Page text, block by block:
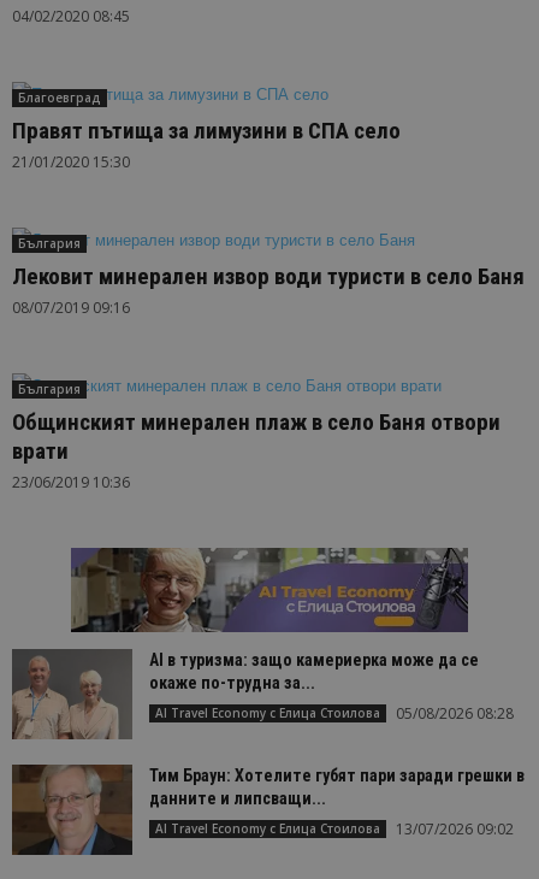
04/02/2020 08:45
Благоевград
Правят пътища за лимузини в СПА село
21/01/2020 15:30
България
Лековит минерален извор води туристи в село Баня
08/07/2019 09:16
България
Общинският минерален плаж в село Баня отвори
врати
23/06/2019 10:36
AI в туризма: защо камериерка може да се
окаже по-трудна за...
AI Travel Economy с Елица Стоилова 05/08/2026 08:28
Тим Браун: Хотелите губят пари заради грешки в
данните и липсващи...
AI Travel Economy с Елица Стоилова 13/07/2026 09:02